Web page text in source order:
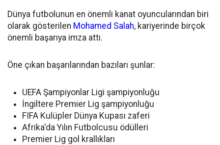
Dünya futbolunun en önemli kanat oyuncularından biri
olarak gösterilen Mohamed Salah, kariyerinde birçok
önemli başarıya imza attı.
Öne çıkan başarılarından bazıları şunlar:
UEFA Şampiyonlar Ligi şampiyonluğu
İngiltere Premier Lig şampiyonluğu
FIFA Kulüpler Dünya Kupası zaferi
Afrika'da Yılın Futbolcusu ödülleri
Premier Lig gol krallıkları